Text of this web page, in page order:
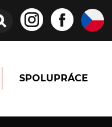
SPOLUPRÁCE